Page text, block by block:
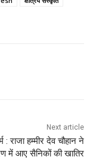
Next article
: राजा हम्मीर देव चौहान ने
में आए सैनिकों की खातिर